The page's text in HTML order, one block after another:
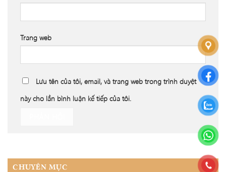
Trang web
Lưu tên của tôi, email, và trang web trong trình duyệt
này cho lần bình luận kế tiếp của tôi.
CHUYÊN MỤC